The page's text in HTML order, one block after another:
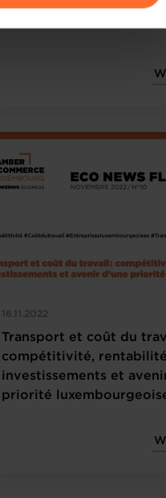
Kiowatt - Faire feu de
16.11.2022
Transport et coût du
compétitivité,
investissements et
priorité